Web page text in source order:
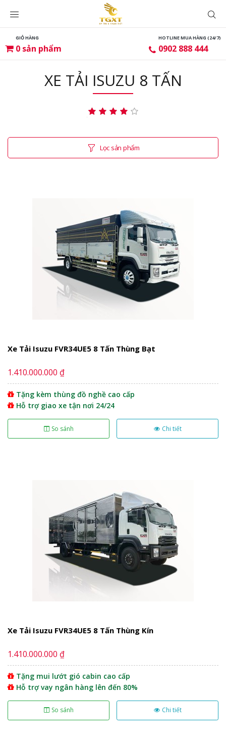
GIỎ HÀNG
0 sản phẩm
HOTLINE MUA HÀNG (24/7)
0902 888 444
XE TẢI ISUZU 8 TẤN
Lọc sản phẩm
Xe Tải Isuzu FVR34UE5 8 Tấn Thùng Bạt
1.410.000.000 ₫
Tặng kèm thùng đồ nghề cao cấp
Hỗ trợ giao xe tận nơi 24/24
So sánh Chi tiết
Xe Tải Isuzu FVR34UE5 8 Tấn Thùng Kín
1.410.000.000 ₫
Tặng mui lướt gió cabin cao cấp
Hỗ trợ vay ngân hàng lên đến 80%
So sánh Chi tiết